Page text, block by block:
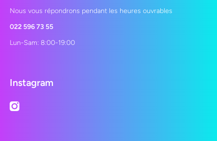
Nous vous répondrons pendant les heures ouvrables
022 596 73 55
Lun-Sam: 8:00-19:00
Instagram
instagramcom/lepetshopch/